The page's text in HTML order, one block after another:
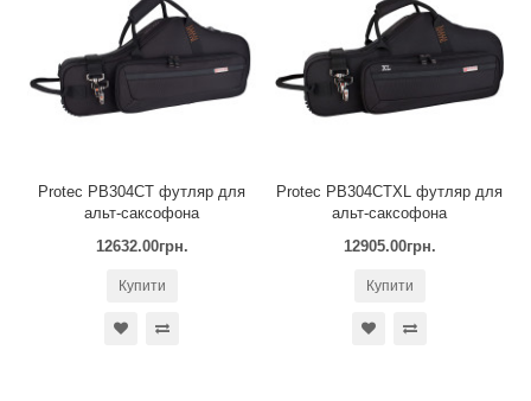
Protec PB304CT футляр для
альт-саксофона
12632.00грн.
Купити
Protec PB304CTXL футляр для
альт-саксофона
12905.00грн.
Купити